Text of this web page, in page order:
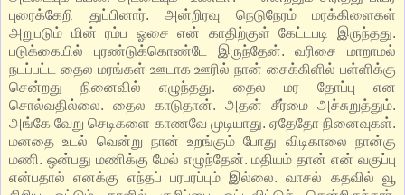
புரைக்கேறி துப்பினார். அன்றிரவு நெடுநேரம் மரக்கிளைகள்
அறுபடும் மின் ரம்ப ஓசை என் காதிற்குள் கேட்டபடி இருந்தது.
படுக்கையில் புரண்டுக்கொண்டே இருந்தேன். வரிசை மாறாமல்
நடப்பட்ட தைல மரங்கள் ஊடாக ஊரில் நான் சைக்கிளில் பள்ளிக்கு
சென்றது நினைவில் எழுந்தது. தைல மர தோப்பு என
சொல்வதில்லை. தைல காடுதான். அதன் சீர்மை அச்சுறுத்தும்.
அங்கே வேறு செடிகளை காணவே முடியாது. ஏதேதோ நினைவுகள்.
மனதை உடல் வென்று நான் உறங்கும் போது விடிகாலை நான்கு
மணி. ஒன்பது மணிக்கு மேல் எழுந்தேன். மதியம் தான் என் வகுப்பு
என்பதால் எனக்கு எந்தப் பரபரப்பும் இல்லை. வாசல் கதவில் வூ